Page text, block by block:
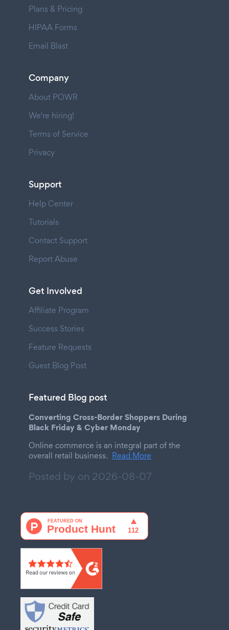
Plans & Pricing
HIPAA Forms
Email Blast
Company
About POWR
We're hiring!
Terms of Service
Privacy
Support
Help Center
Tutorials
Contact Support
Report Abuse
Get Involved
Affiliate Program
Success Stories
Feature Requests
Guest Blog Post
Featured Blog post
Converting Cross-Border Shoppers During
Black Friday & Cyber Monday
Online commerce is an integral part of the
overall retail business. Read More
Posted by on 2026-08-07